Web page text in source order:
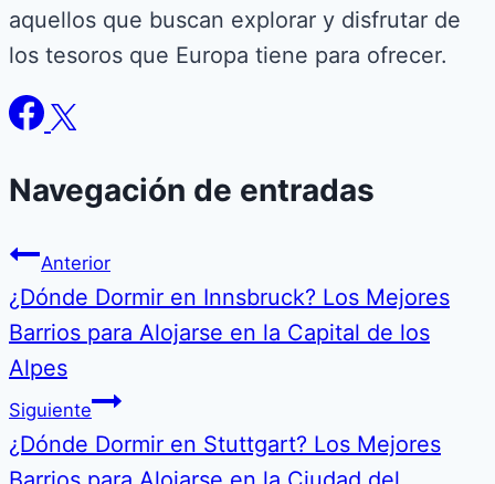
aquellos que buscan explorar y disfrutar de
los tesoros que Europa tiene para ofrecer.
Navegación de entradas
Anterior
¿Dónde Dormir en Innsbruck? Los Mejores
Barrios para Alojarse en la Capital de los
Alpes
Siguiente
¿Dónde Dormir en Stuttgart? Los Mejores